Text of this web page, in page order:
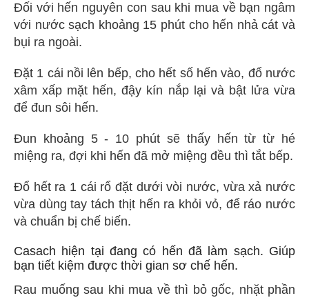
Đối với hến nguyên con sau khi mua về bạn ngâm
với nước sạch khoảng 15 phút cho hến nhả cát và
bụi ra ngoài.
Đặt 1 cái nồi lên bếp, cho hết số hến vào, đổ nước
xâm xấp mặt hến, đậy kín nắp lại và bật lửa vừa
để đun sôi hến.
Đun khoảng 5 - 10 phút sẽ thấy hến từ từ hé
miệng ra, đợi khi hến đã mở miệng đều thì tắt bếp.
Đổ hết ra 1 cái rổ đặt dưới vòi nước, vừa xả nước
vừa dùng tay tách thịt hến ra khỏi vỏ, để ráo nước
và chuẩn bị chế biến.
Casach hiện tại đang có hến đã làm sạch. Giúp
bạn tiết kiệm được thời gian sơ chế hến.
Rau muống sau khi mua về thì bỏ gốc, nhặt phần